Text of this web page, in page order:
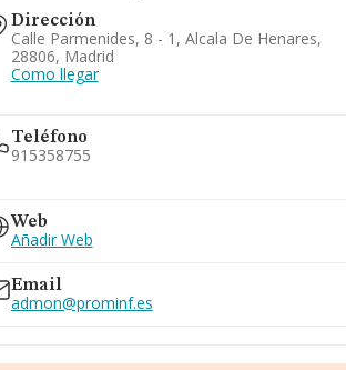
Dirección
Calle Parmenides, 8 - 1, Alcala De Henares,
28806, Madrid
Como llegar
Teléfono
915358755
Web
Añadir Web
Email
admon@prominf.es